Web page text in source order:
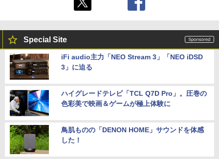
Special Site
iFi audio主力「NEO Stream 3」「NEO iDSD
3」に迫る
ハイグレードテレビ「TCL Q7D Pro」。圧巻の
色彩美で映画＆ゲームが極上体験に
鳥肌ものの「DENON HOME」サウンドを体感
した！